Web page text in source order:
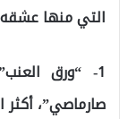
التي منها عشقه
1- “ورق
صارماصي”،